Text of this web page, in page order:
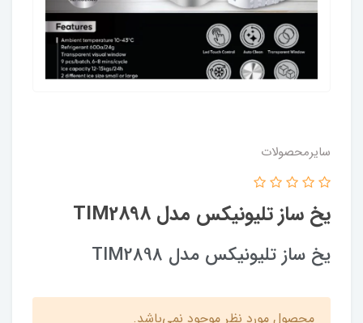
سایرمحصولات
یخ ساز تلیونیکس مدل TIM2898
یخ ساز تلیونیکس مدل TIM2898
محصول مورد نظر موجود نمی‌باشد.